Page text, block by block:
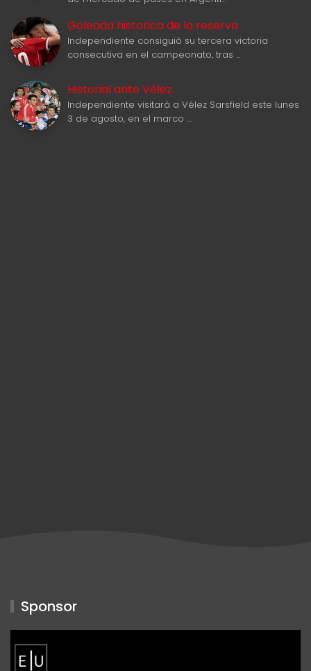
Goleada historica de la reserva
Independiente consiguió su tercera victoria
consecutiva en el campeonato, tras …
Historial ante Vélez
Independiente visitará a Vélez Sarsfield este lunes
3 de agosto, en el marco …
Sponsor